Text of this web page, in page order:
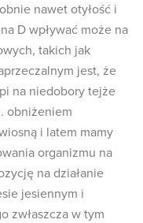
nawet otyłość i
D wpływać może na
takich jak
jest, że
na niedobory tejże
obniżeniem
i latem mamy
organizmu na
na działanie
jesiennym i
zwłaszcza w tym